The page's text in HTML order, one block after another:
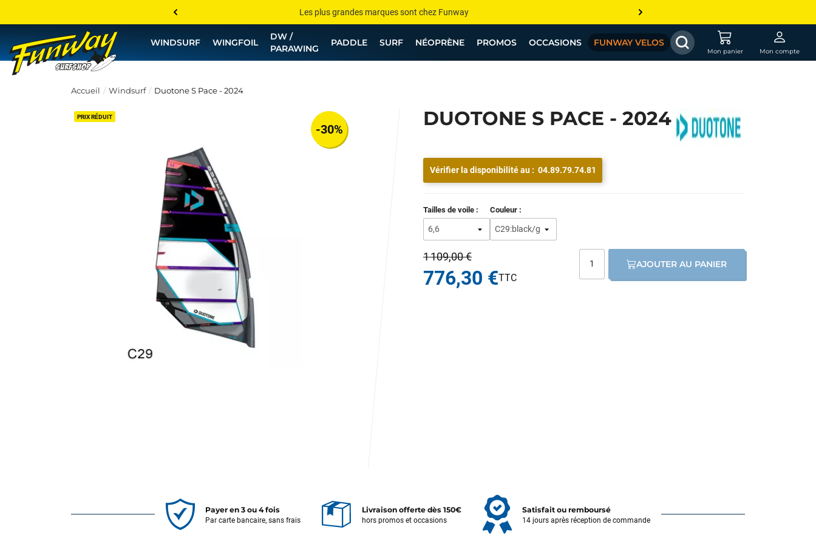
Les plus grandes marques sont chez Funway
Jusqu’à -75% de remise sur le windsurf, wingfoil, etc...
💰 Meilleur prix garanti — Moins cher ailleurs ? On s’aligne !
WINDSURF WINGFOIL
DW /
PARAWING
PADDLE SURF NÉOPRÈNE PROMOS OCCASIONS FUNWAY VELOS
Mon panier Mon compte
Accueil Windsurf Duotone S Pace - 2024
DUOTONE S PACE - 2024
PRIX RÉDUIT
-30%
Vérifier la disponibilité au : 04.89.79.74.81
Tailles de voile : Couleur :
1 109,00 €
776,30 €
AJOUTER AU PANIER
Payer en 3 ou 4 fois
Par carte bancaire, sans frais
Livraison offerte dès 150€
hors promos et occasions
Satisfait ou remboursé
14 jours après réception de commande